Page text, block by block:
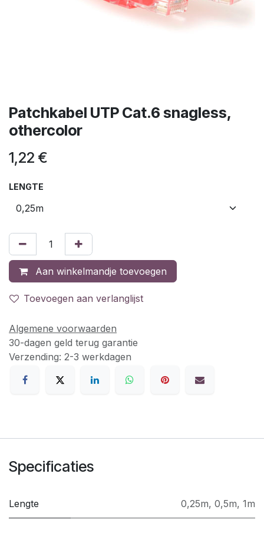
Patchkabel UTP Cat.6 snagless,
othercolor
1,22 €
LENGTE
Aan winkelmandje toevoegen
Toevoegen aan verlanglijst
Algemene voorwaarden
30-dagen geld terug garantie
Verzending: 2-3 werkdagen
Specificaties
Lengte 0,25m, 0,5m, 1m